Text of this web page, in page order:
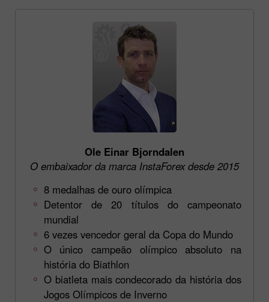
Ole Einar Bjorndalen
O embaixador da marca InstaForex desde 2015
8 medalhas de ouro olímpica
Detentor de 20 títulos do campeonato
mundial
6 vezes vencedor geral da Copa do Mundo
O único campeão olímpico absoluto na
história do Biathlon
O biatleta mais condecorado da história dos
Jogos Olímpicos de Inverno